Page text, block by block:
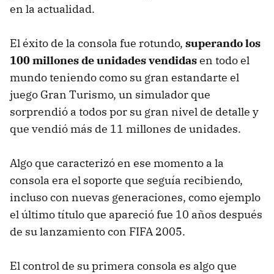
en la actualidad.
El éxito de la consola fue rotundo, superando los
100 millones de unidades vendidasen todo el
mundo teniendo como su gran estandarte el
juego Gran Turismo, un simulador que
sorprendió a todos por su gran nivel de detalle y
que vendió más de 11 millones de unidades.
Algo que caracterizó en ese momento a la
consola era el soporte que seguía recibiendo,
incluso con nuevas generaciones, como ejemplo
el último título que apareció fue 10 años después
de su lanzamiento con FIFA 2005.
El control de su primera consola es algo que